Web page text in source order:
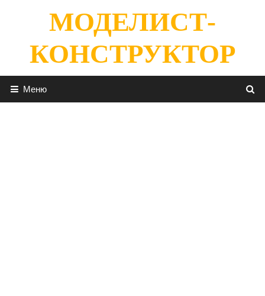
содержимомуМОДЕЛИСТ-
КОНСТРУКТОР
Меню